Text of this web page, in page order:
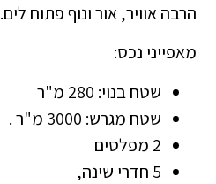
הרבה אוויר, אור ונוף פתוח לים.
מאפייני נכס:
שטח בנוי: 280 מ"ר
שטח מגרש: 3000 מ"ר .
2 מפלסים
5 חדרי שינה,